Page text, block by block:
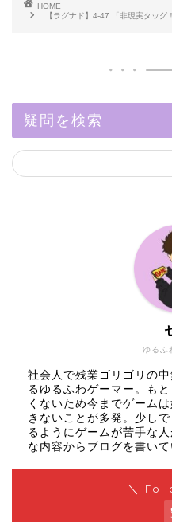
HOME
【ラグナド】4-47 「非現実タッグ
疑問を検索
ゆるふ
社会人で残業ゴリゴリの
るゆるふわゲーマー。も
くないため今までゲーム
きないことが多発。少し
るようにゲームが苦手な
な内容からブログを書いて
＼